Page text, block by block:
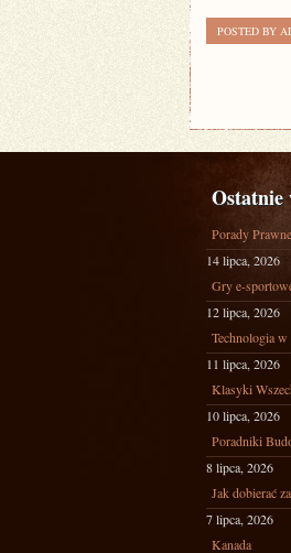
POSTED BY
Ostatnie
Porady
14 lipca, 2026
Gry e-
12 lipca, 2026
Technologia w
11 lipca, 2026
Klasyki
10 lipca, 2026
Poradniki
8 lipca, 2026
Jak dobierać
7 lipca, 2026
Kanada